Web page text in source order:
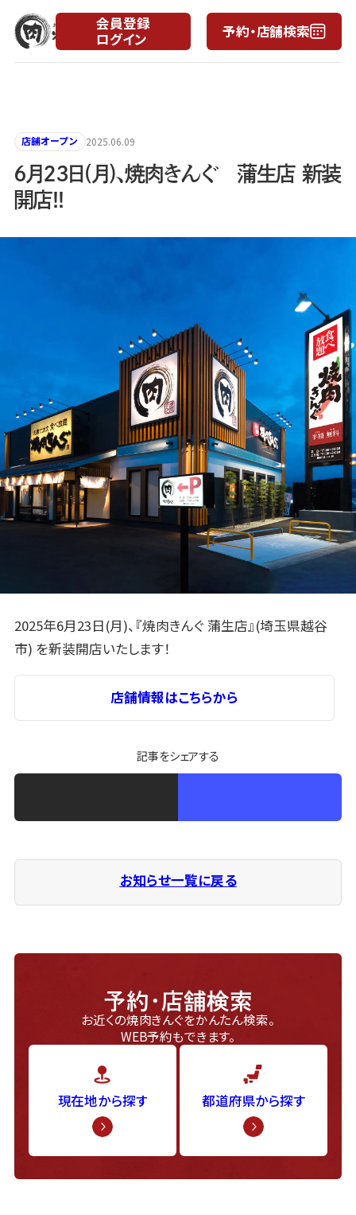
会員登録
ログイン
予約・店舗検索
店舗オープン 2025.06.09
6月23日(月)、焼肉きんぐ 蒲生店 新装
開店!!
2025年6月23日(月)、『焼肉きんぐ 蒲生店』(埼玉県越谷
市) を新装開店いたします！
店舗情報はこちらから
記事をシェアする
お知らせ一覧に戻る
予約・店舗検索
お近くの焼肉きんぐをかんたん検索。
WEB予約もできます。
現在地から探す 都道府県から探す